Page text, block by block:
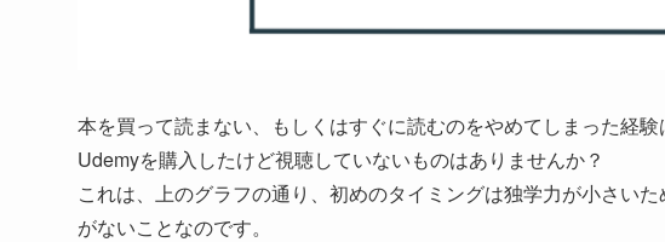
本を買って読まない、もしくはすぐに読むのをやめてしまった経験
Udemyを購入したけど視聴していないものはありませんか？
これは、上のグラフの通り、初めのタイミングは独学力が小さい
がないことなのです。